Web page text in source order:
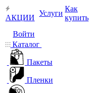
АКЦИИ
Услуги
Как
купить
Войти
Каталог
Пакеты
Пленки